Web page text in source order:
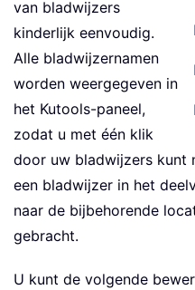
van bladwijzers
kinderlijk eenvoudig.
Alle bladwijzernamen
worden weergegeven in
het Kutools-paneel,
zodat u met één klik
door uw bladwijzers kunt
een bladwijzer in het
naar de bijbehorende
gebracht.
U kunt de volgende